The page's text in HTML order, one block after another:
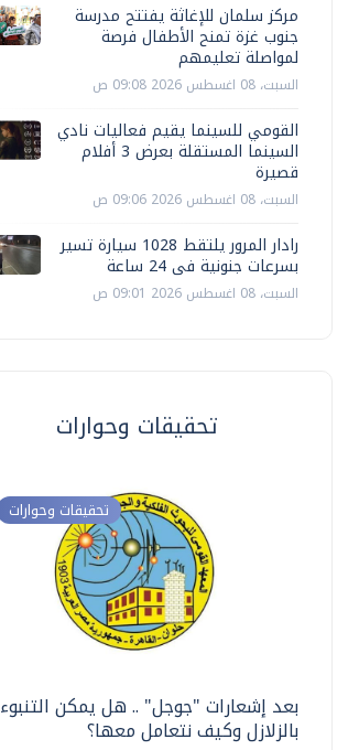
مركز سلمان للإغاثة يفتتح مدرسة
جنوب غزة تمنح الأطفال فرصة
لمواصلة تعليمهم
السبت، 08 اغسطس 2026 09:08 ص
القومي للسينما يقيم فعاليات نادي
السينما المستقلة بعرض 3 أفلام
قصيرة
السبت، 08 اغسطس 2026 09:06 ص
رادار المرور يلتقط 1028 سيارة تسير
بسرعات جنونية فى 24 ساعة
السبت، 08 اغسطس 2026 09:01 ص
تحقيقات وحوارات
تحقيقات وحوارات
بعد إشعارات "جوجل" .. هل يمكن التنبوء
بالزلازل وكيف نتعامل معها؟